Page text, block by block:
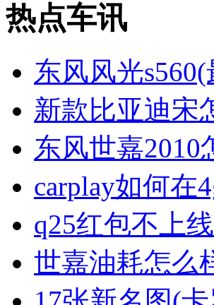
热点车讯
东风风光
新款比亚迪宋
东风世嘉2010
carplay如何在
q25红包不上
世嘉油耗怎么